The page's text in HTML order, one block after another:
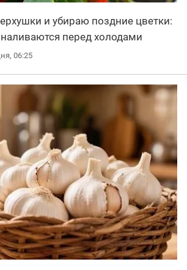
и убираю поздние цветки:
перед холодами
06:25